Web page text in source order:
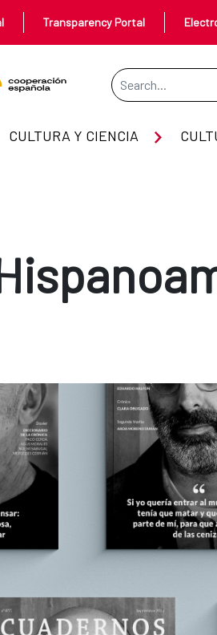
Transparency Portal
Search Bar
CULTURA Y CIENCIA